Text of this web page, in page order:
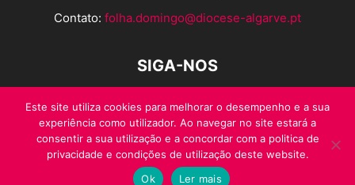
Contato: folha.domingo@diocese-algarve.pt
SIGA-NOS
© Folha do Domingo 2026, todos os direitos reservados.
Este site utiliza cookies para melhorar o desempenho e a sua
experiência como utilizador. Ao navegar no site estará a
consentir a sua utilização e a concordar com a politica de
privacidade e condições de utilização deste website.
Ok
Ler mais